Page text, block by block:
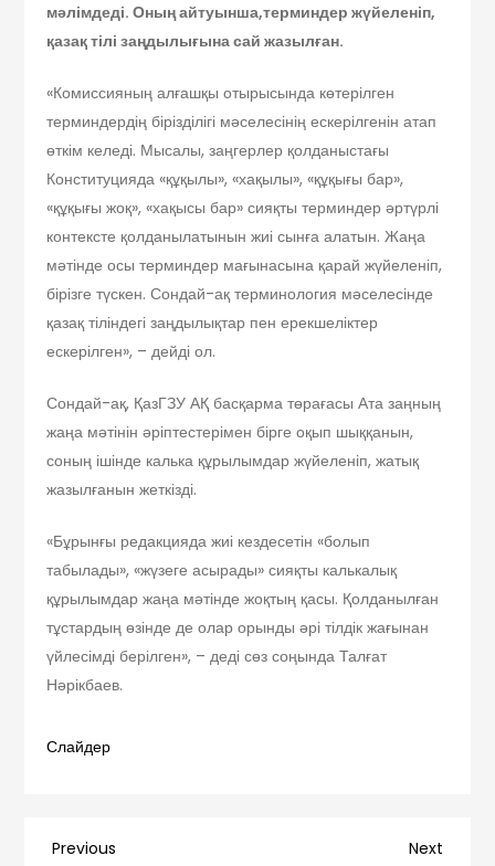
мәлімдеді. Оның айтуынша,терминдер жүйеленіп,
қазақ тілі заңдылығына сай жазылған.
«Комиссияның алғашқы отырысында көтерілген
терминдердің бірізділігі мәселесінің ескерілгенін атап
өткім келеді. Мысалы, заңгерлер қолданыстағы
Конституцияда «құқылы», «хақылы», «құқығы бар»,
«құқығы жоқ», «хақысы бар» сияқты терминдер әртүрлі
контексте қолданылатынын жиі сынға алатын. Жаңа
мәтінде осы терминдер мағынасына қарай жүйеленіп,
бірізге түскен. Сондай-ақ терминология мәселесінде
қазақ тіліндегі заңдылықтар пен ерекшеліктер
ескерілген», – дейді ол.
Сондай-ақ, ҚазГЗУ АҚ басқарма төрағасы Ата заңның
жаңа мәтінін әріптестерімен бірге оқып шыққанын,
соның ішінде калька құрылымдар жүйеленіп, жатық
жазылғанын жеткізді.
«Бұрынғы редакцияда жиі кездесетін «болып
табылады», «жүзеге асырады» сияқты калькалық
құрылымдар жаңа мәтінде жоқтың қасы. Қолданылған
тұстардың өзінде де олар орынды әрі тілдік жағынан
үйлесімді берілген», – деді сөз соңында Талғат
Нәрікбаев.
Слайдер
Previous
Previous
Next
Next